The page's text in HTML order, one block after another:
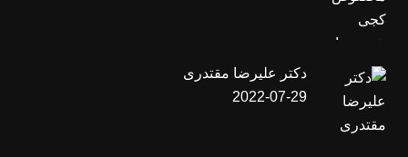
دکتر علیرضا مقتدری
2022-07-29